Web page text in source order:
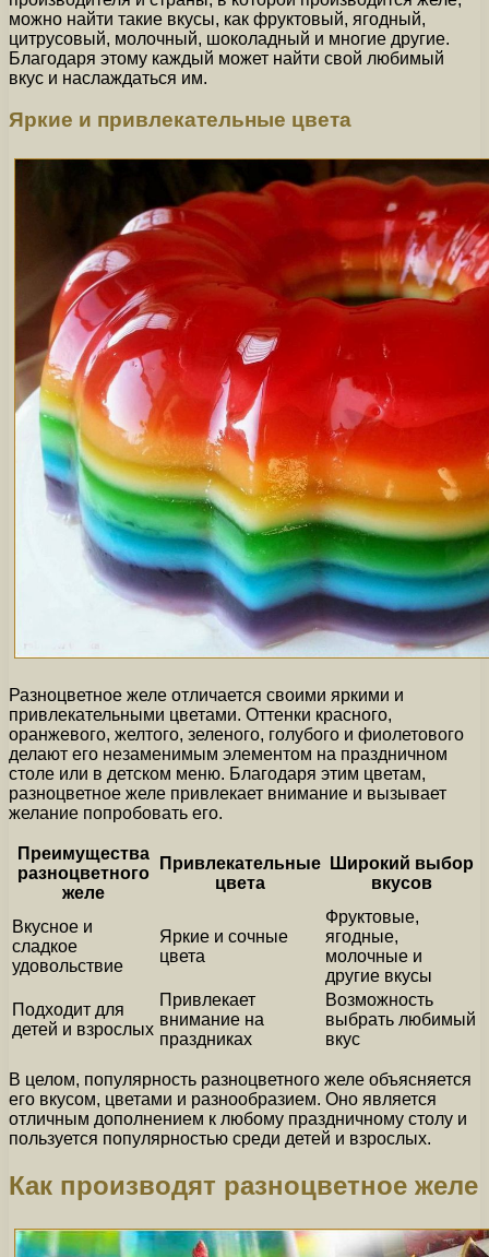
можно найти такие вкусы, как фруктовый, ягодный,
цитрусовый, молочный, шоколадный и многие другие.
Благодаря этому каждый может найти свой любимый
вкус и наслаждаться им.
Яркие и привлекательные цвета
Разноцветное желе отличается своими яркими и
привлекательными цветами. Оттенки красного,
оранжевого, желтого, зеленого, голубого и фиолетового
делают его незаменимым элементом на праздничном
столе или в детском меню. Благодаря этим цветам,
разноцветное желе привлекает внимание и вызывает
желание попробовать его.
Преимущества
разноцветного
желе
Привлекательные
цвета
Широкий выбор
вкусов
Вкусное и
сладкое
удовольствие
Яркие и сочные
цвета
Фруктовые,
ягодные,
молочные и
другие вкусы
Подходит для
детей и взрослых
Привлекает
внимание на
праздниках
Возможность
выбрать любимый
вкус
В целом, популярность разноцветного желе объясняется
его вкусом, цветами и разнообразием. Оно является
отличным дополнением к любому праздничному столу и
пользуется популярностью среди детей и взрослых.
Как производят разноцветное желе